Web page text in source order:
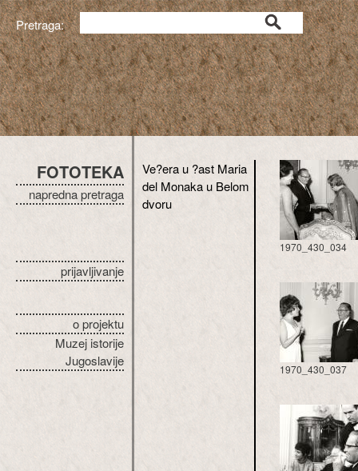
Pretraga:
FOTOTEKA
napredna pretraga
prijavljivanje
o projektu
Muzej istorije
Jugoslavije
Ve?era u ?ast Maria
del Monaka u Belom
dvoru
1970_430_034
1970_430_037